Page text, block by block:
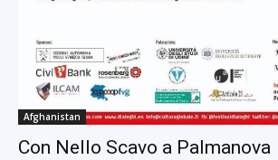
Afghanistan
Con Nello Scavo a Palmanova